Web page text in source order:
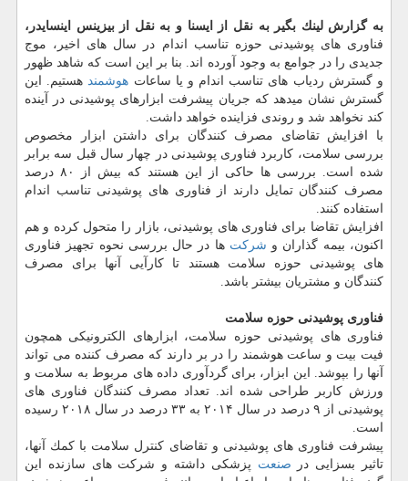
به گزارش لینك بگیر به نقل از ایسنا و به نقل از بیزینس اینسایدر،
فناوری های پوشیدنی حوزه تناسب اندام در سال های اخیر، موج
جدیدی را در جوامع به وجود آورده اند. بنا بر این است كه شاهد ظهور
و گسترش ردیاب های تناسب اندام و یا ساعات هوشمند هستیم. این
گسترش نشان میدهد كه جریان پیشرفت ابزارهای پوشیدنی در آینده
كند نخواهد شد و روندی فزاینده خواهد داشت.
با افزایش تقاضای مصرف كنندگان برای داشتن ابزار مخصوص
بررسی سلامت، كاربرد فناوری پوشیدنی در چهار سال قبل سه برابر
شده است. بررسی ها حاكی از این هستند كه بیش از ۸۰ درصد
مصرف كنندگان تمایل دارند از فناوری های پوشیدنی تناسب اندام
استفاده كنند.
افزایش تقاضا برای فناوری های پوشیدنی، بازار را متحول كرده و هم
اكنون، بیمه گذاران و شركت ها در حال بررسی نحوه تجهیز فناوری
های پوشیدنی حوزه سلامت هستند تا كارآیی آنها برای مصرف
كنندگان و مشتریان بیشتر باشد.
فناوری پوشیدنی حوزه سلامت
فناوری های پوشیدنی حوزه سلامت، ابزارهای الكترونیكی همچون
فیت بیت و ساعت هوشمند را در بر دارند كه مصرف كننده می تواند
آنها را بپوشد. این ابزار، برای گردآوری داده های مربوط به سلامت و
ورزش كاربر طراحی شده اند. تعداد مصرف كنندگان فناوری های
پوشیدنی از ۹ درصد در سال ۲۰۱۴ به ۳۳ درصد در سال ۲۰۱۸ رسیده
است.
پیشرفت فناوری های پوشیدنی و تقاضای كنترل سلامت با كمك آنها،
تاثیر بسزایی در صنعت پزشكی داشته و شركت های سازنده این